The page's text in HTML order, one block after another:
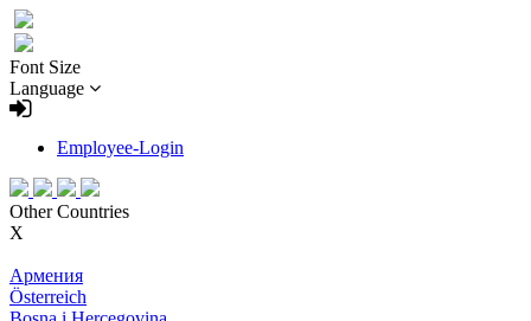
Font Size
Language
Employee-Login
Other Countries
X
Армения
Österreich